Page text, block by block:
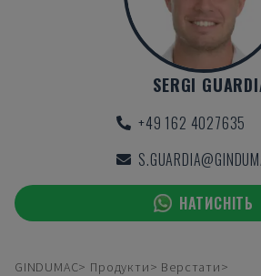
SERGI
+49 162 4027635
НАТИСНІТЬ
GINDUMAC Продукти
Верстати